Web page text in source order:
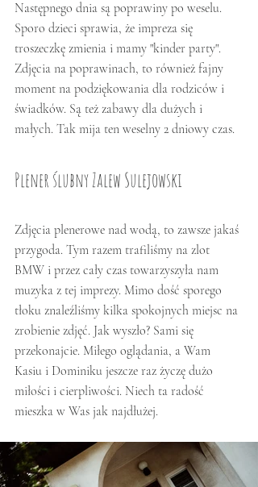
Następnego dnia są poprawiny po weselu.
Sporo dzieci sprawia, że impreza się
troszeczkę zmienia i mamy "kinder party".
Zdjęcia na poprawinach, to również fajny
moment na podziękowania dla rodziców i
świadków. Są też zabawy dla dużych i
małych. Tak mija ten weselny 2 dniowy czas.
Plener ślubny Zalew Sulejowski
Zdjęcia plenerowe nad wodą, to zawsze jakaś
przygoda. Tym razem trafiliśmy na zlot
BMW i przez cały czas towarzyszyła nam
muzyka z tej imprezy. Mimo dość sporego
tłoku znaleźliśmy kilka spokojnych miejsc na
zrobienie zdjęć. Jak wyszło? Sami się
przekonajcie. Miłego oglądania, a Wam
Kasiu i Dominiku jeszcze raz życzę dużo
miłości i cierpliwości. Niech ta radość
mieszka w Was jak najdłużej.